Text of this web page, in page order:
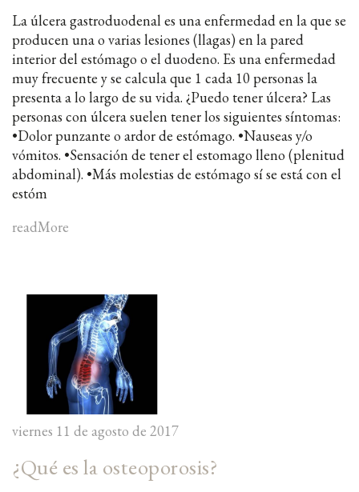
La úlcera gastroduodenal es una enfermedad en la que se
producen una o varias lesiones (llagas) en la pared
interior del estómago o el duodeno. Es una enfermedad
muy frecuente y se calcula que 1 cada 10 personas la
presenta a lo largo de su vida. ¿Puedo tener úlcera? Las
personas con úlcera suelen tener los siguientes síntomas:
•Dolor punzante o ardor de estómago. •Nauseas y/o
vómitos. •Sensación de tener el estomago lleno (plenitud
abdominal). •Más molestias de estómago sí se está con el
estóm
readMore
viernes 11 de agosto de 2017
¿Qué es la osteoporosis?